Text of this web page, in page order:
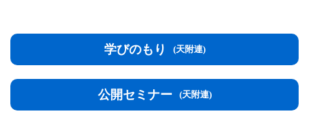
学びのもり (天附連)
公開セミナー (天附連)